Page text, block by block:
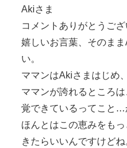
Akiさま
コメントありがとうござ
嬉しいお言葉、そのま
い。
ママンはAkiさまはじめ
ママンが誇れるところ
覚できているってこと…
ほんとはこの恵みをも
きたらいいんですけどね